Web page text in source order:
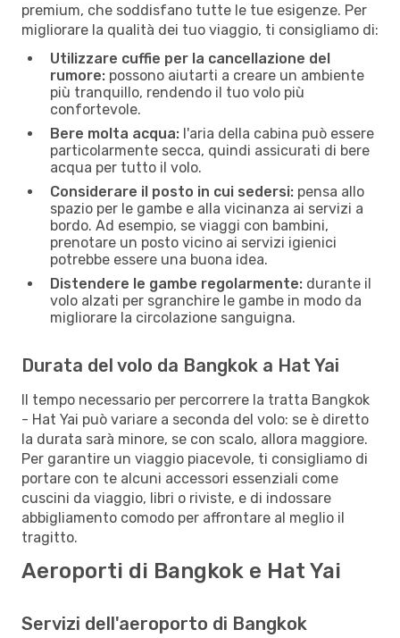
premium, che soddisfano tutte le tue esigenze. Per
migliorare la qualità dei tuo viaggio, ti consigliamo di:
Utilizzare cuffie per la cancellazione del
rumore: possono aiutarti a creare un ambiente
più tranquillo, rendendo il tuo volo più
confortevole.
Bere molta acqua: l'aria della cabina può essere
particolarmente secca, quindi assicurati di bere
acqua per tutto il volo.
Considerare il posto in cui sedersi: pensa allo
spazio per le gambe e alla vicinanza ai servizi a
bordo. Ad esempio, se viaggi con bambini,
prenotare un posto vicino ai servizi igienici
potrebbe essere una buona idea.
Distendere le gambe regolarmente: durante il
volo alzati per sgranchire le gambe in modo da
migliorare la circolazione sanguigna.
Durata del volo da Bangkok a Hat Yai
Il tempo necessario per percorrere la tratta Bangkok
- Hat Yai può variare a seconda del volo: se è diretto
la durata sarà minore, se con scalo, allora maggiore.
Per garantire un viaggio piacevole, ti consigliamo di
portare con te alcuni accessori essenziali come
cuscini da viaggio, libri o riviste, e di indossare
abbigliamento comodo per affrontare al meglio il
tragitto.
Aeroporti di Bangkok e Hat Yai
Servizi dell'aeroporto di Bangkok